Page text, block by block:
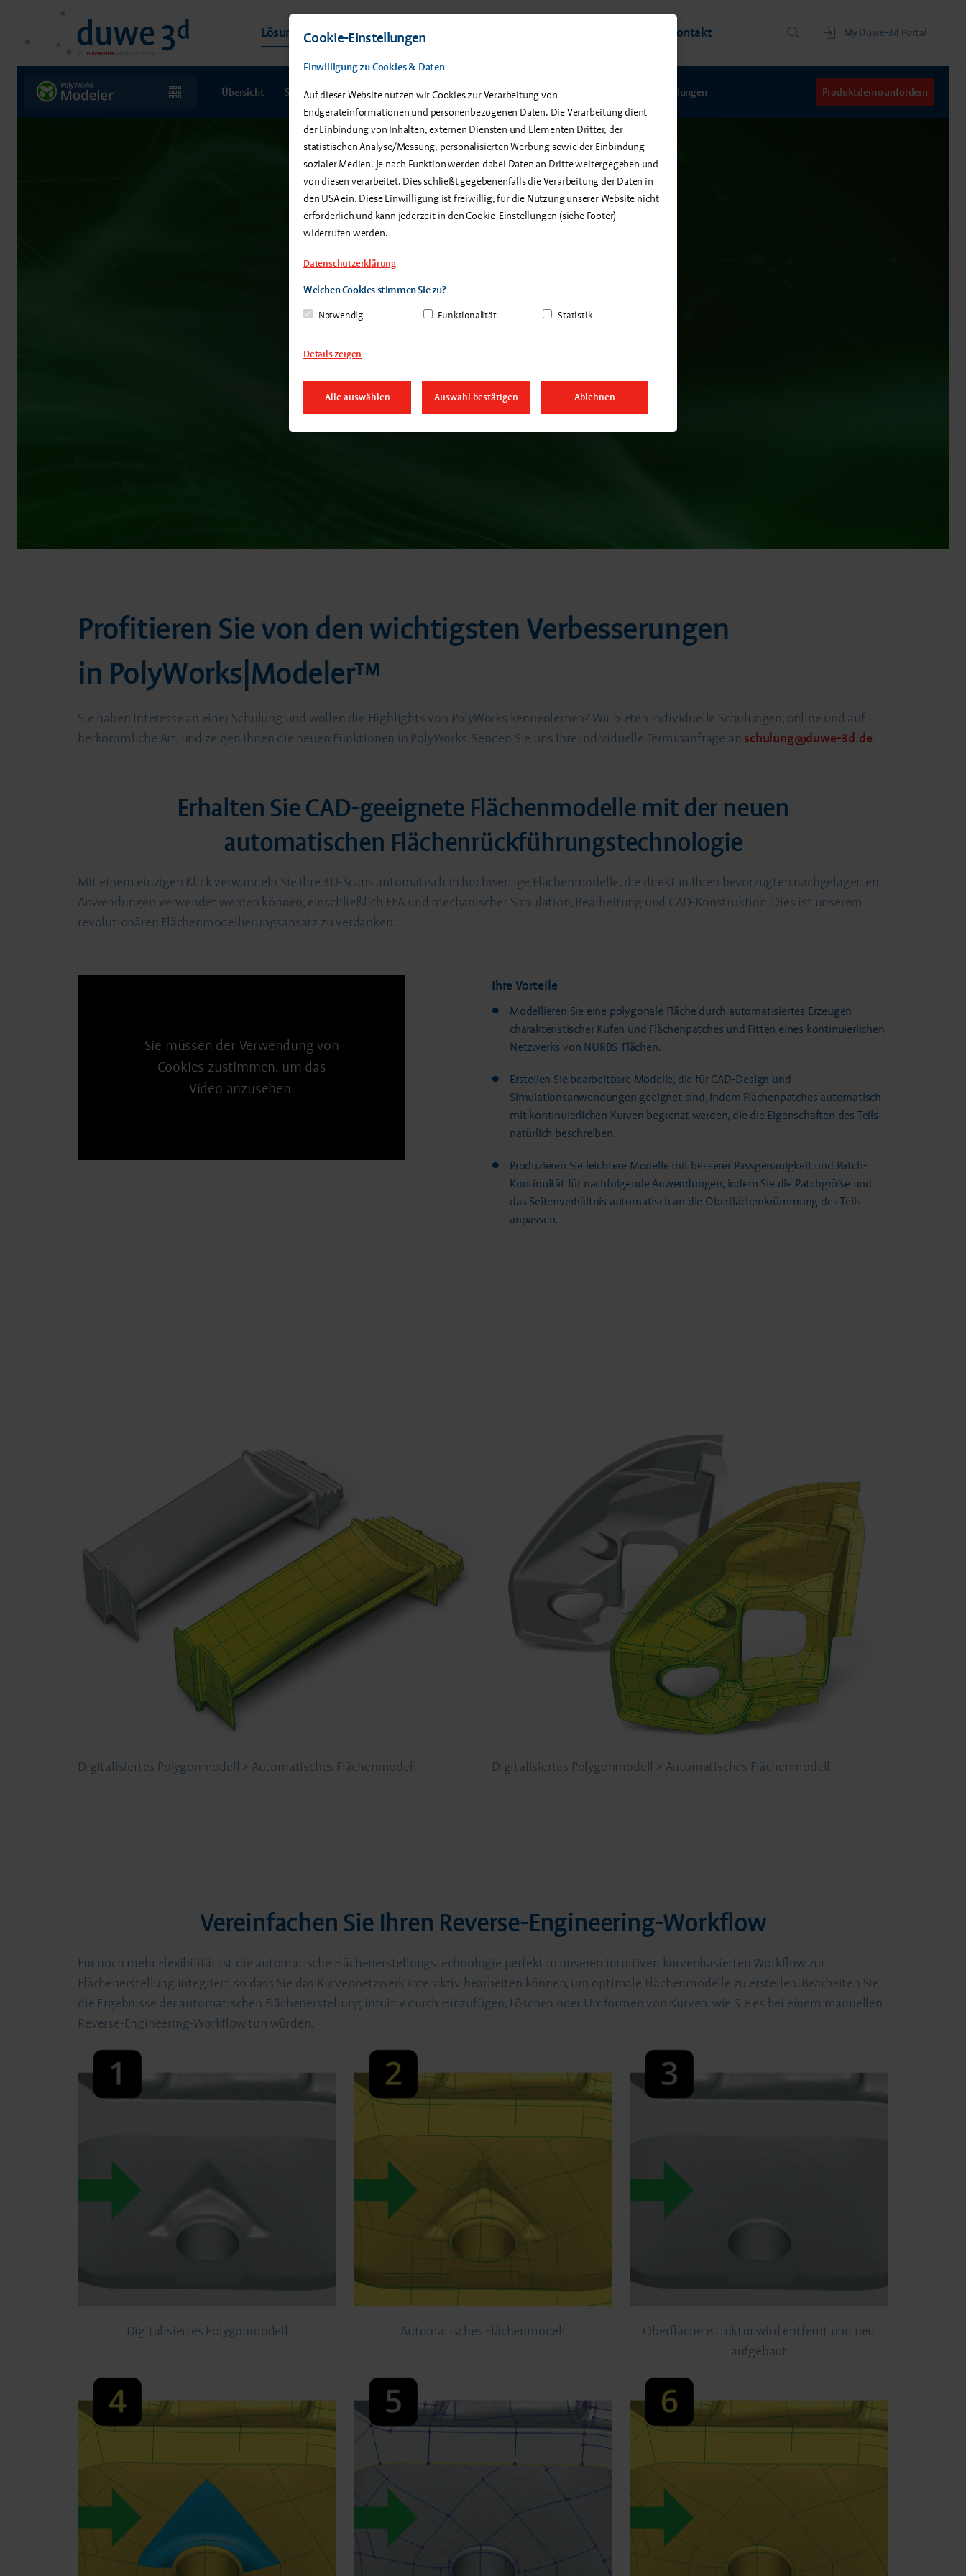
Lösungen & Produkte Service & Support Kontakt My Duwe-3d Portal
Übersicht Softwarepakete Technische Anforderungen What's New? Schulungen Produktdemo anfordern
Was gibt es Neues in
PolyWorks|Modeler™
Jetzt Schulungstermin sichern
Profitieren Sie von den wichtigsten Verbesserungen
in PolyWorks|Modeler™
Sie haben Interesse an einer Schulung und wollen die Highlights von PolyWorks kennenlernen? Wir bieten individuelle Schulungen, online und auf
herkömmliche Art, und zeigen Ihnen die neuen Funktionen in PolyWorks. Senden Sie uns Ihre individuelle Terminanfrage an schulung@duwe-3d.de.
Erhalten Sie CAD-geeignete Flächenmodelle mit der neuen
automatischen Flächenrückführungstechnologie
Mit einem einzigen Klick verwandeln Sie Ihre 3D-Scans automatisch in hochwertige Flächenmodelle, die direkt in Ihren bevorzugten nachgelagerten
Anwendungen verwendet werden können, einschließlich FEA und mechanischer Simulation, Bearbeitung und CAD-Konstruktion. Dies ist unserem
revolutionären Flächenmodellierungsansatz zu verdanken.
Sie müssen der Verwendung von
Cookies zustimmen, um das
Video anzusehen.
Ihre Vorteile
Modellieren Sie eine polygonale Fläche durch automatisiertes Erzeugen
charakteristischer Kufen und Flächenpatches und Fitten eines kontinuierlichen
Netzwerks von NURBS-Flächen.
Erstellen Sie bearbeitbare Modelle, die für CAD-Design und
Simulationsanwendungen geeignet sind, indem Flächenpatches automatisch
mit kontinuierlichen Kurven begrenzt werden, die die Eigenschaften des Teils
natürlich beschreiben.
Produzieren Sie leichtere Modelle mit besserer Passgenauigkeit und Patch-
Kontinuität für nachfolgende Anwendungen, indem Sie die Patchgröße und
das Seitenverhältnis automatisch an die Oberflächenkrümmung des Teils
anpassen.
Digitalisiertes Polygonmodell > Automatisches Flächenmodell Digitalisiertes Polygonmodell > Automatisches Flächenmodell
Vereinfachen Sie Ihren Reverse-Engineering-Workflow
Für noch mehr Flexibilität ist die automatische Flächenerstellungstechnologie perfekt in unseren intuitiven kurvenbasierten Workflow zur
Flächenerstellung integriert, so dass Sie das Kurvennetzwerk interaktiv bearbeiten können, um optimale Flächenmodelle zu erstellen. Bearbeiten Sie
die Ergebnisse der automatischen Flächenerstellung intuitiv durch Hinzufügen, Löschen oder Umformen von Kurven, wie Sie es bei einem manuellen
Reverse-Engineering-Workflow tun würden.
Digitalisiertes Polygonmodell Automatisches Flächenmodell
Oberflächenstruktur wird entfernt und neu
aufgebaut
Cookie-Einstellungen
Einwilligung zu Cookies & Daten
Auf dieser Website nutzen wir Cookies zur Verarbeitung von
Endgeräteinformationen und personenbezogenen Daten. Die Verarbeitung dient
der Einbindung von Inhalten, externen Diensten und Elementen Dritter, der
statistischen Analyse/Messung, personalisierten Werbung sowie der Einbindung
sozialer Medien. Je nach Funktion werden dabei Daten an Dritte weitergegeben und
von diesen verarbeitet. Dies schließt gegebenenfalls die Verarbeitung der Daten in
den USA ein. Diese Einwilligung ist freiwillig, für die Nutzung unserer Website nicht
erforderlich und kann jederzeit in den Cookie-Einstellungen (siehe Footer)
widerrufen werden.
Datenschutzerklärung
Welchen Cookies stimmen Sie zu?
Notwendig Funktionalität Statistik
Details zeigen
Alle auswählen Auswahl bestätigen Ablehnen